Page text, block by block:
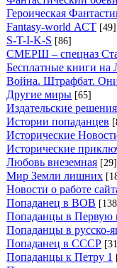
Героическая
Fantasy-world АСТ [49]
S-T-I-K-S [86]
СМЕРШ – спецназ
Бесплатные книги на
Война. Штрафбат.
Другие миры [65]
Издательские решения
Истории попаданцев
Исторические
Исторические
Любовь внеземная [29]
Мир Земли лишних
Новости о работе
Попаданец в ВОВ
Попаданцы в Первую
Попаданцы в русско-
Попаданец в СССР
Попаданцы к Петру 1